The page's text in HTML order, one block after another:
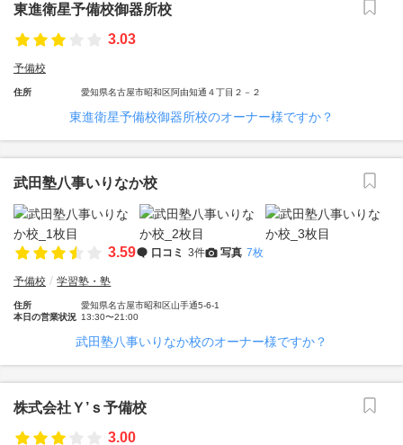
東進衛星予備校御器所校
3.03
予備校
住所 愛知県名古屋市昭和区阿由知通４丁目２－２
東進衛星予備校御器所校のオーナー様ですか？
武田塾八事いりなか校
3.59 口コミ 3件 写真 7枚
予備校 学習塾・塾
住所
愛知県名古屋市昭和区山手通5-6-1
本日の営業状況 13:30〜21:00
武田塾八事いりなか校のオーナー様ですか？
株式会社Ｙ’ｓ予備校
3.00